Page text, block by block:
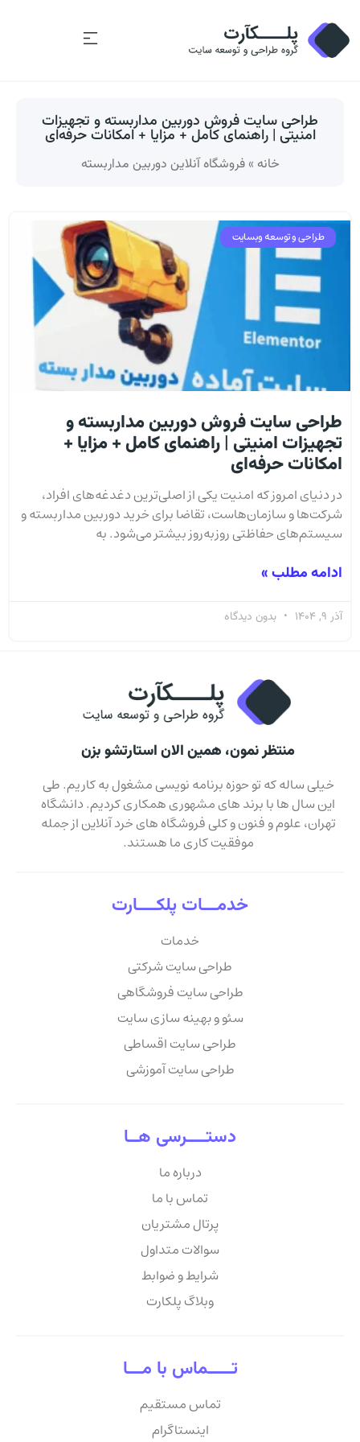
طراحی سایت فروش دوربین مداربسته و تجهیزات
امنیتی | راهنمای کامل + مزایا + امکانات حرفه‌ای
خانه »فروشگاه آنلاین دوربین مداربسته
طراحی و توسعه وبسایت
طراحی سایت فروش دوربین مداربسته و
تجهیزات امنیتی | راهنمای کامل + مزایا +
امکانات حرفه‌ای
در دنیای امروز که امنیت یکی از اصلی‌ترین دغدغه‌های افراد،
شرکت‌ها و سازمان‌هاست، تقاضا برای خرید دوربین مداربسته و
سیستم‌های حفاظتی روزبه‌روز بیشتر می‌شود. به
ادامه مطلب »
آذر 9, 1404 بدون دیدگاه
منتظر نمون، همین الان استارتشو بزن
خیلی ساله که تو حوزه برنامه نویسی مشغول به کاریم. طی
این سال ها با برند های مشهوری همکاری کردیم. دانشگاه
تهران، علوم و فنون و کلی فروشگاه های خرد آنلاین از جمله
موفقیت کاری ما هستند.
خدمـــات پلکــــارت
خدمات
طراحی سایت شرکتی
طراحی سایت فروشگاهی
سئو و بهینه سازی سایت
طراحی سایت اقساطی
طراحی سایت آموزشی
دستــــرسی هــا
درباره ما
تماس با ما
پرتال مشتریان
سوالات متداول
شرایط و ضوابط
وبلاگ پلکارت
تـــــماس با مـــا
تماس مستقیم
اینستاگرام